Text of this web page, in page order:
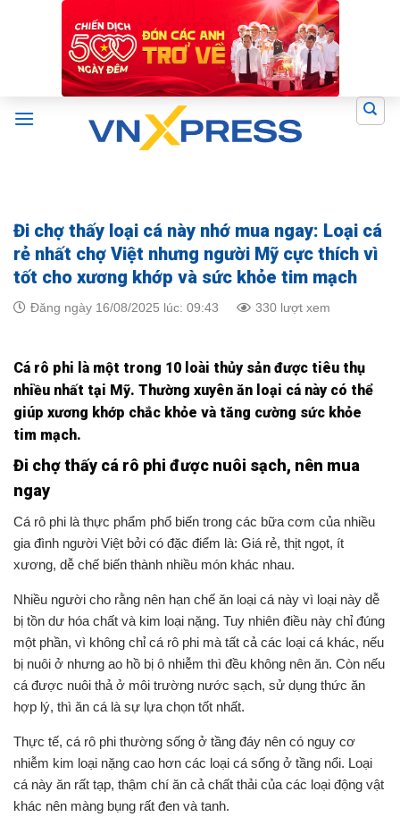
Đi chợ thấy loại cá này nhớ mua ngay: Loại cá
rẻ nhất chợ Việt nhưng người Mỹ cực thích vì
tốt cho xương khớp và sức khỏe tim mạch
Đăng ngày 16/08/2025 lúc: 09:43 330 lượt xem
Cá rô phi là một trong 10 loài thủy sản được tiêu thụ
nhiều nhất tại Mỹ. Thường xuyên ăn loại cá này có thể
giúp xương khớp chắc khỏe và tăng cường sức khỏe
tim mạch.
Đi chợ thấy cá rô phi được nuôi sạch, nên mua
ngay
Cá rô phi là thực phẩm phổ biến trong các bữa cơm của nhiều
gia đình người Việt bởi có đặc điểm là: Giá rẻ, thịt ngọt, ít
xương, dễ chế biến thành nhiều món khác nhau.
Nhiều người cho rằng nên hạn chế ăn loại cá này vì loại này dễ
bị tồn dư hóa chất và kim loại nặng. Tuy nhiên điều này chỉ đúng
một phần, vì không chỉ cá rô phi mà tất cả các loại cá khác, nếu
bị nuôi ở nhưng ao hồ bị ô nhiễm thì đều không nên ăn. Còn nếu
cá được nuôi thả ở môi trường nước sạch, sử dụng thức ăn
hợp lý, thì ăn cá là sự lựa chọn tốt nhất.
Thực tế, cá rô phi thường sống ở tầng đáy nên có nguy cơ
nhiễm kim loại nặng cao hơn các loại cá sống ở tầng nổi. Loại
cá này ăn rất tạp, thậm chí ăn cả chất thải của các loại động vật
khác nên màng bụng rất đen và tanh.